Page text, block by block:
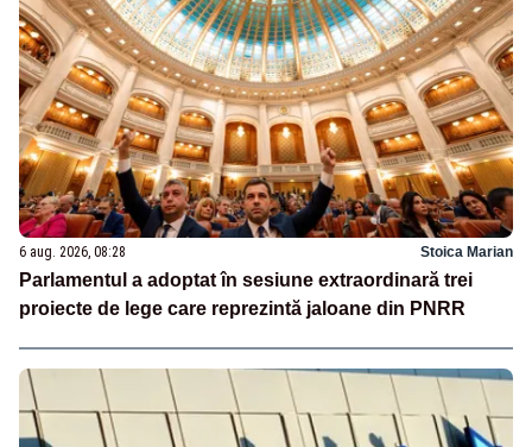
6 aug. 2026, 08:28 Stoica Marian
Parlamentul a adoptat în sesiune extraordinară trei
proiecte de lege care reprezintă jaloane din PNRR